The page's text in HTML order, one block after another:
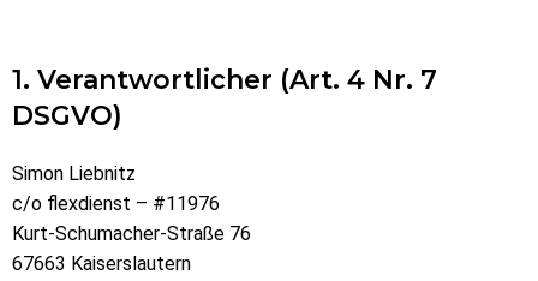
1. Verantwortlicher (Art. 4 Nr. 7
DSGVO)
Simon Liebnitz
c/o flexdienst – #11976
Kurt-Schumacher-Straße 76
67663 Kaiserslautern